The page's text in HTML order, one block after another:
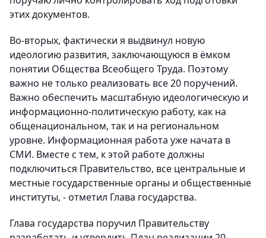
этих документов.
Во-вторых, фактически я выдвинул новую
идеологию развития, заключающуюся в ёмком
понятии Общества Всеобщего Труда. Поэтому
важно не только реализовать все 20 поручений.
Важно обеспечить масштабную идеологическую и
информационно-политическую работу, как на
общенациональном, так и на региональном
уровне. Информационная работа уже начата в
СМИ. Вместе с тем, к этой работе должны
подключиться Правительство, все центральные и
местные государственные органы и общественные
институты, - отметил Глава государства.
Глава государства поручил Правительству